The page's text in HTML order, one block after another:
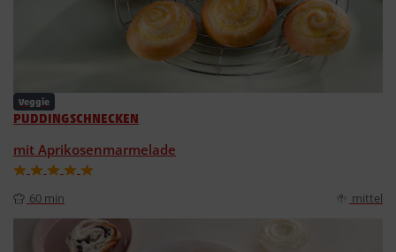
Veggie
PUDDINGSCHNECKEN
mit Aprikosenmarmelade
60 min mittel